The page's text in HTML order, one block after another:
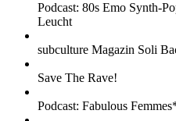
Podcast: 80s Emo Synth-
Leucht
subculture Magazin Soli
Save The Rave!
Podcast: Fabulous